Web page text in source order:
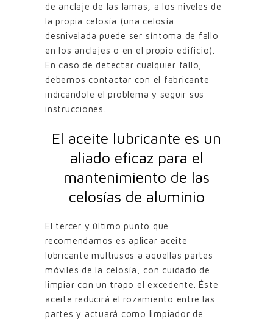
de anclaje de las lamas, a los niveles de
la propia celosía (una celosía
desnivelada puede ser síntoma de fallo
en los anclajes o en el propio edificio).
En caso de detectar cualquier fallo,
debemos contactar con el fabricante
indicándole el problema y seguir sus
instrucciones.
El aceite lubricante es un
aliado eficaz para el
mantenimiento de las
celosías de aluminio
El tercer y último punto que
recomendamos es aplicar aceite
lubricante multiusos a aquellas partes
móviles de la celosía, con cuidado de
limpiar con un trapo el excedente. Éste
aceite reducirá el rozamiento entre las
partes y actuará como limpiador de